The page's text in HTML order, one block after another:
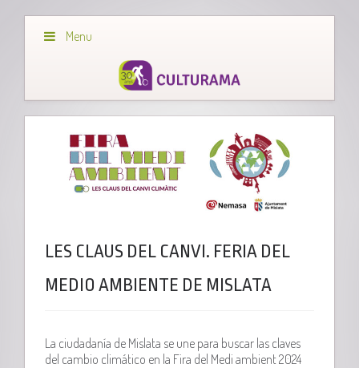
Menu
LES CLAUS DEL CANVI. FERIA DEL
MEDIO AMBIENTE DE MISLATA
La ciudadanía de Mislata se une para buscar las claves
del cambio climático en la Fira del Medi ambient 2024